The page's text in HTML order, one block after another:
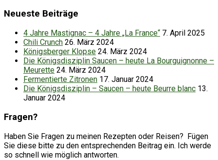
Neueste Beiträge
4 Jahre Mastignac – 4 Jahre „La France“ 7. April 2025
Chili Crunch 26. März 2024
Königsberger Klopse 24. März 2024
Die Königsdisziplin Saucen – heute La Bourguignonne –
Meurette 24. März 2024
Fermentierte Zitronen 17. Januar 2024
Die Königsdisziplin – Saucen – heute Beurre blanc 13.
Januar 2024
Fragen?
Haben Sie Fragen zu meinen Rezepten oder Reisen? Fügen
Sie diese bitte zu den entsprechenden Beitrag ein. Ich werde
so schnell wie möglich antworten.